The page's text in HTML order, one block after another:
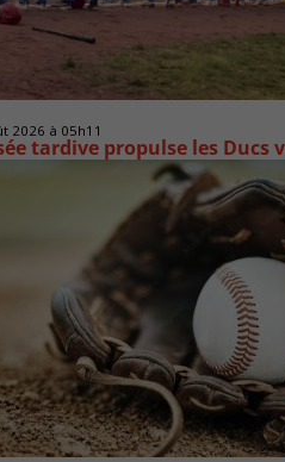
2026 à 05h11
tardive propulse les Ducs